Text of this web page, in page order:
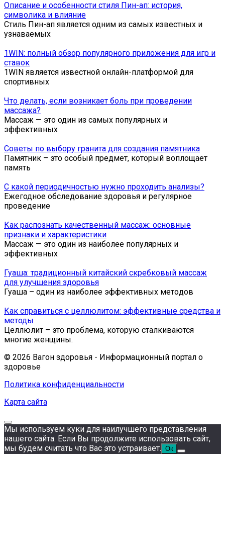
Описание и особенности стиля Пин-ап: история,
символика и влияние
Стиль Пин-ап является одним из самых известных и
узнаваемых
1WIN: полный обзор популярного приложения для игр и
ставок
1WIN является известной онлайн-платформой для
спортивных
Что делать, если возникает боль при проведении
массажа?
Массаж — это один из самых популярных и
эффективных
Советы по выбору гранита для создания памятника
Памятник – это особый предмет, который воплощает
память
С какой периодичностью нужно проходить анализы?
Ежегодное обследование здоровья и регулярное
проведение
Как распознать качественный массаж: основные
признаки и характеристики
Массаж — это один из наиболее популярных и
эффективных
Гуаша: традиционный китайский скребковый массаж
для улучшения здоровья
Гуа­ша – один из на­и­бо­лее эф­фек­тив­ных ме­то­дов
Как справиться с целлюлитом: эффективные средства и
методы
Целлюлит – это проблема, которую сталкиваются
многие женщины.
© 2026 Вагон здоровья - Информационный портал о
здоровье
Политика конфиденциальности
Карта сайта
Мы используем куки для наилучшего представления
нашего сайта. Если Вы продолжите использовать сайт,
мы будем считать что Вас это устраивает. Ок